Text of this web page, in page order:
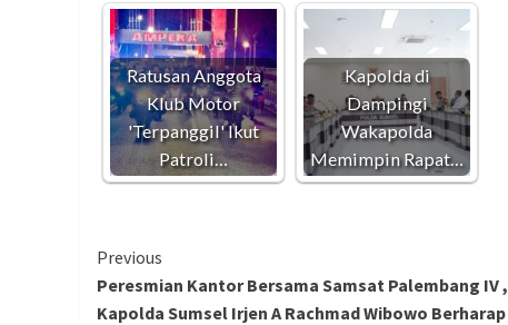
Ratusan Anggota
Klub Motor
'Terpanggil' Ikut
Patroli…
Kapolda di
Dampingi
Wakapolda
Memimpin Rapat…
Continue
Reading
Previous
Peresmian Kantor Bersama Samsat Palembang IV ,
Kapolda Sumsel Irjen A Rachmad Wibowo Berharap